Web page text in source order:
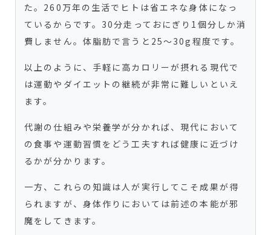
た。260万年の生活でヒトは省エネな身体になっ
ているからです。30分走っておにぎり1個分しか消
費しません。体脂肪で言うと25～30g程度です。
以上のように、手軽に高カロリーが摂れる現代で
は運動やダイエットの継続が非常に難しいといえ
ます。
代謝の仕組みや栄養学が分かれば、現代において
の食事や運動習慣をどう工夫すれば健康に近づけ
るかが分かります。
一方、これらの知識は人が実行してこそ成果が得
られますが、身体作りにおいては前述の本能が邪
魔をしてきます。